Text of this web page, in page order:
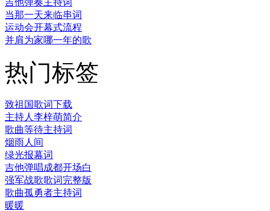
当那一天来临串词
运动会开幕式流程
并肩为家哪一年的歌
热门标签
致祖国歌词下载
主持人李梓萌简介
歌曲等待主持词
烟雨人间
绿光报幕词
吉他弹唱成都开场白
强军战歌歌词完整版
歌曲孤勇者主持词
暖暖